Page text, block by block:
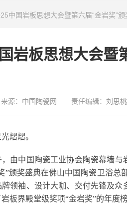
中国岩板思想大会暨第六届“金岩奖”
岩板思想大会暨
来源：中国陶瓷网 责任编辑：刘思桃
熠熠。
，由中国陶瓷工业协会陶瓷幕墙
”颁奖盛典在佛山中国陶瓷卫浴总
领袖、设计大咖、交付先锋及众
板界殿堂级奖项“金岩奖”的年度榜